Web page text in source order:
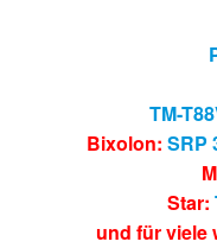
TM-
Bixolon: SRP
Star:
und für viele